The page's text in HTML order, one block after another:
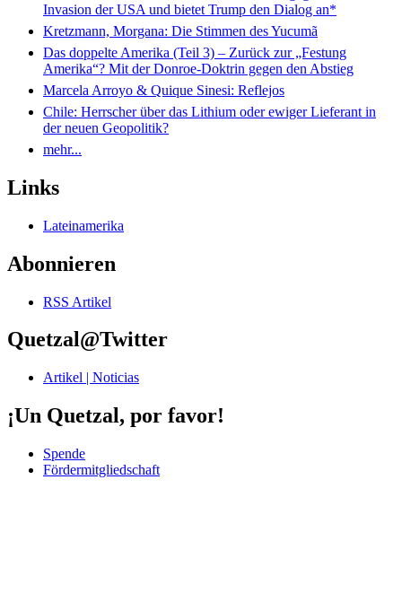
Invasion der USA und bietet Trump den Dialog an*
Kretzmann, Morgana: Die Stimmen des Yucumã
Das doppelte Amerika (Teil 3) – Zurück zur „Festung
Amerika“? Mit der Donroe-Doktrin gegen den Abstieg
Marcela Arroyo & Quique Sinesi: Reflejos
Chile: Herrscher über das Lithium oder ewiger Lieferant in
der neuen Geopolitik?
mehr...
Links
Lateinamerika
Abonnieren
RSS Artikel
Quetzal@Twitter
Artikel | Noticias
¡Un Quetzal, por favor!
Spende
Fördermitgliedschaft